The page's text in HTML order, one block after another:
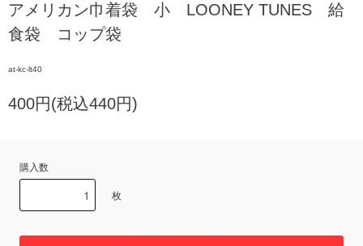
アメリカン巾着袋 小 LOONEY TUNES 給
食袋 コップ袋
at-kc-lt40
400円(税込440円)
購入数
枚